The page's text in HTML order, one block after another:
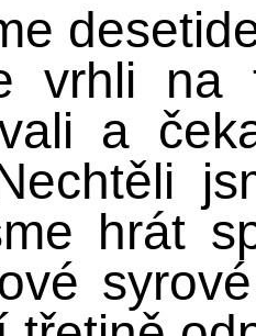
vrhli na
a
hrát